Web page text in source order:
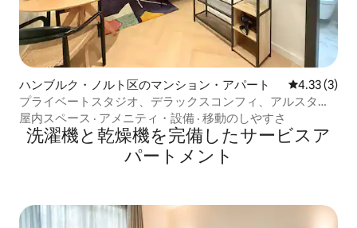
ハンブルク・ノルト区のマンション・アパート レビュー3
4.33 (3)
プライベートスタジオ、デラックスコンフィ、アルスター
ドルフ・ヴィンターフーデ
屋内スペース · アメニティ・設備 · 移動のしやすさ
洗濯機と乾燥機を完備したサービスア
パートメント